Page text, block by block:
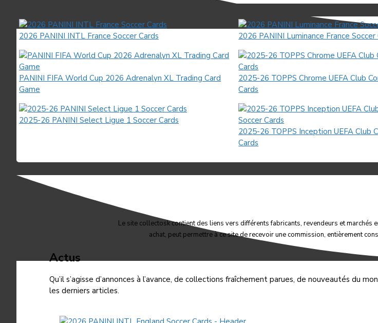
2026 PANINI INTL France Soccer Cards 2026 PANINI Luminance France Soccer
PANINI FIFA World Cup 2026 Adrenalyn XL Trading Card
Game
2025-26 TOPPS Chrome UEFA Club
Cards
2025-26 PANINI Select Ligue 1 Soccer Cards
2025-26 TOPPS Inception UEFA Club
Cards
Le site collectosk contient des liens vers différents fabricants, revendeurs et marchés
achat, peut permettre à ce site de recevoir une commission, entièrement
Actus
Qu’il s’agisse d’annonces à l’avance, de collections fraîchement parues, de nouveautés du
les derniers articles.